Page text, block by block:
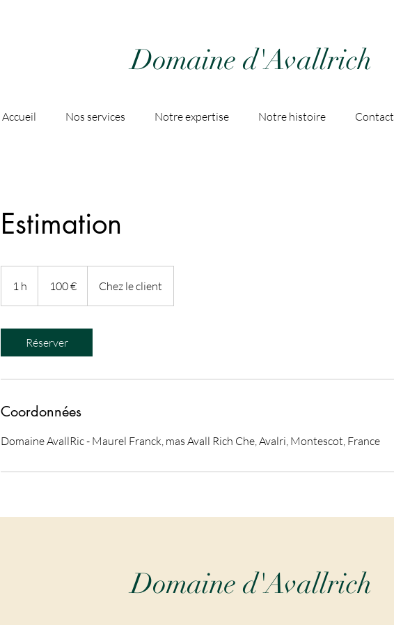
Domaine d'Avallrich
Accueil Nos services Notre expertise Notre histoire Contact
Estimation
1 h 100 € Chez le client
Réserver
Coordonnées
Domaine AvallRic - Maurel Franck, mas Avall Rich Che, Avalri, Montescot, France
Domaine d'Avallrich